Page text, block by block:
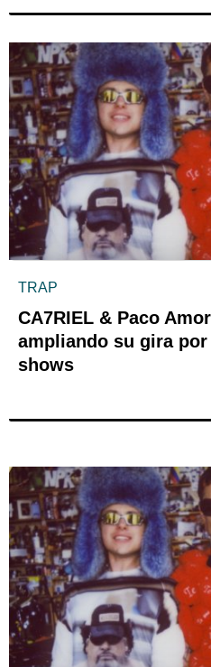
TRAP
CA7RIEL & Paco
ampliando su gira
shows